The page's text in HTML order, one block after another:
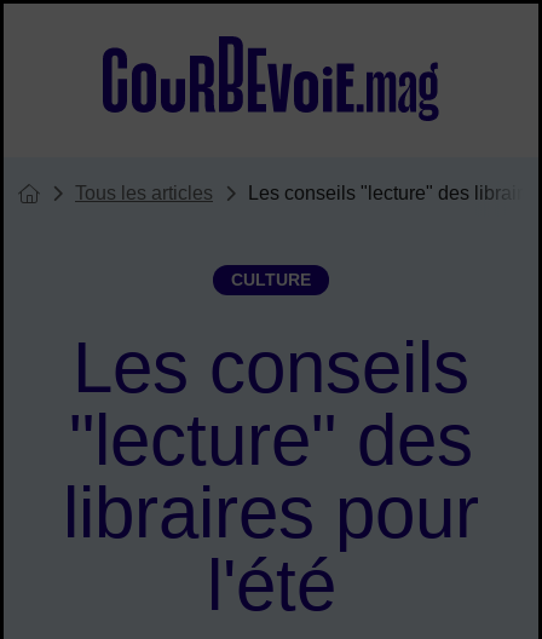
Accueil ville de Courbevoie
Vous êtes ici :
Page d'accueil du site
Tous les articles Les conseils "lecture" des
Les conseils
"lecture" des
libraires pour
l'été
CULTURE